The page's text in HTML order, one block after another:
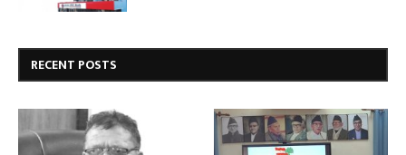
RECENT POSTS